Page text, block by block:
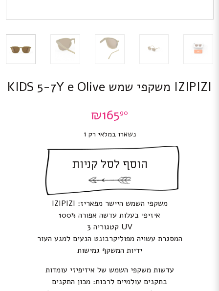
IZIPIZI משקפי שמש KIDS 5-7Y e Olive
₪16590
נשארו במלאי רק 1
הוסף לסל קניות
משקפי השמש היישר מפאריז: IZIPIZI
איזיפי בעלות עדשה אפורה 100%
UV קטגוריה 3
המסגרת עשויה מפוליקרבונט הנעים למגע העור
ידיות המשקף גמישות
עדשות משקפי השמש של איזיפיזי עומדות
בתקנים עולמיים לרבות: מכון התקנים